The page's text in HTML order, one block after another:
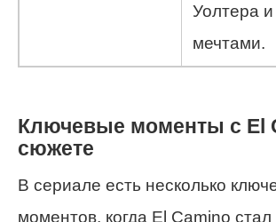
Уолтера и
мечтами.
Ключевые моменты с El
сюжете
В сериале есть несколько
моментов, когда El Camino